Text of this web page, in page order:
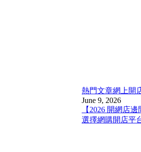
熱門文章網上開
June 9, 2026
【2026 開網店
選擇網購開店平